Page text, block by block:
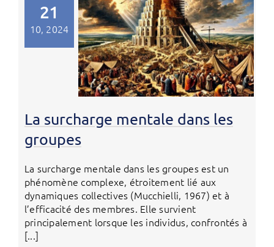
21
10, 2024
La surcharge mentale dans les
groupes
La surcharge mentale dans les groupes est un
phénomène complexe, étroitement lié aux
dynamiques collectives (Mucchielli, 1967) et à
l’efficacité des membres. Elle survient
principalement lorsque les individus, confrontés à
[...]